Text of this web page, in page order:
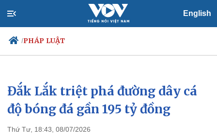
English
/PHÁP LUẬT
Chính trị
Đảng
Tổ chức nhân sự
Nhận diện sự thật
Xã hội
Tin 24h
Dự báo thời tiết
Đắk Lắk triệt phá đường dây cá
độ bóng đá gần 195 tỷ đồng
Thứ Tư, 18:43, 08/07/2026